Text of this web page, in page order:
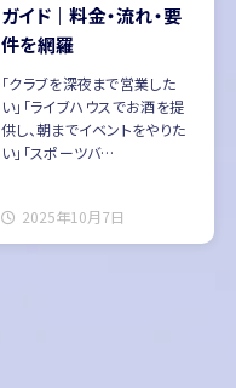
ガイド｜料金・流れ・要
件を網羅
「クラブを深夜まで営業した
い」「ライブハウスでお酒を提
供し、朝までイベントをやりた
い」「スポーツバ…
2025年10月7日